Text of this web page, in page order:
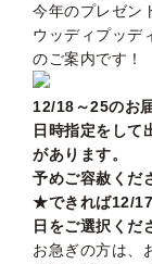
今年のプレゼン
ウッディプッデ
のご案内です！
12/18～25のお
日時指定をして
があります。
予めご容赦くだ
★できれば12/17
日をご選択く
お急ぎの方は、